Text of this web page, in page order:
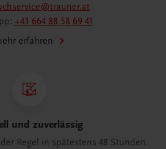
+43 664 88 58 69 41
erfahren
und zuverlässig
Regel in spätestens 48 Stunden